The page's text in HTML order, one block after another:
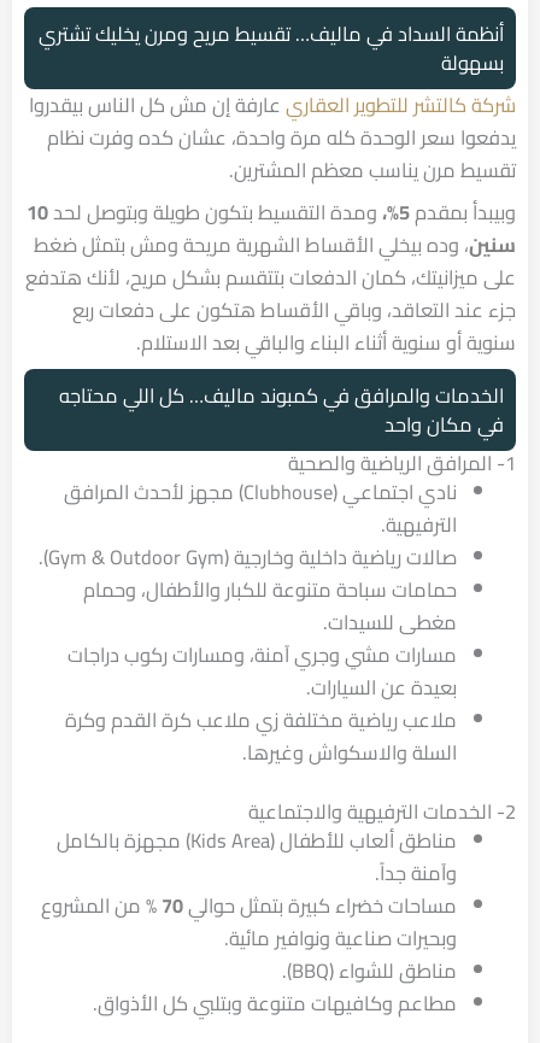
أنظمة السداد في ماليف… تقسيط مريح ومرن يخليك تشتري
بسهولة
شركة كالتشر للتطوير العقاريعارفة إن مش كل الناس بيقدروا
يدفعوا سعر الوحدة كله مرة واحدة، عشان كده وفرت نظام
تقسيط مرن يناسب معظم المشترين.
وبيبدأ بمقدم
ومدة التقسيط بتكون طويلة وبتوصل لحد10
سنين، وده بيخلي الأقساط الشهرية مريحة ومش بتمثل ضغط
على ميزانيتك، كمان الدفعات بتتقسم بشكل مريح، لأنك هتدفع
جزء عند التعاقد، وباقي الأقساط هتكون على دفعات ربع
سنوية أو سنوية أثناء البناء والباقي بعد الاستلام.
الخدمات والمرافق في كمبوند ماليف… كل اللي محتاجه
في مكان واحد
1- المرافق الرياضية والصحية
نادي اجتماعي (Clubhouse) مجهز لأحدث المرافق
الترفيهية.
صالات رياضية داخلية وخارجية (Gym & Outdoor Gym).
حمامات سباحة متنوعة للكبار والأطفال، وحمام
مغطى للسيدات.
مسارات مشي وجري آمنة، ومسارات ركوب دراجات
بعيدة عن السيارات.
ملاعب رياضية مختلفة زي ملاعب كرة القدم وكرة
السلة والاسكواش وغيرها.
2- الخدمات الترفيهية والاجتماعية
مناطق ألعاب للأطفال (Kids Area) مجهزة بالكامل
وآمنة جداً.
مساحات خضراء كبيرة بتمثل حوالي70% من المشروع
وبحيرات صناعية ونوافير مائية.
مناطق للشواء (BBQ).
مطاعم وكافيهات متنوعة وبتلبي كل الأذواق.